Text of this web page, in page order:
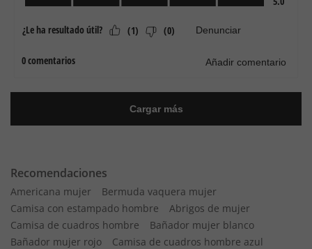
Recomendaciones
Americana mujer
Bermuda vaquera mujer
Camisa con estampado hombre
Abrigos de mujer
Camisa de cuadros hombre
Bañador mujer blanco
Bañador mujer rojo
Camisa de cuadros hombre azul